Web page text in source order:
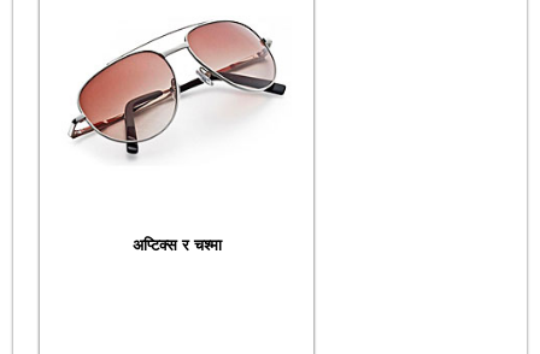
अप्टिक्स र चश्मा